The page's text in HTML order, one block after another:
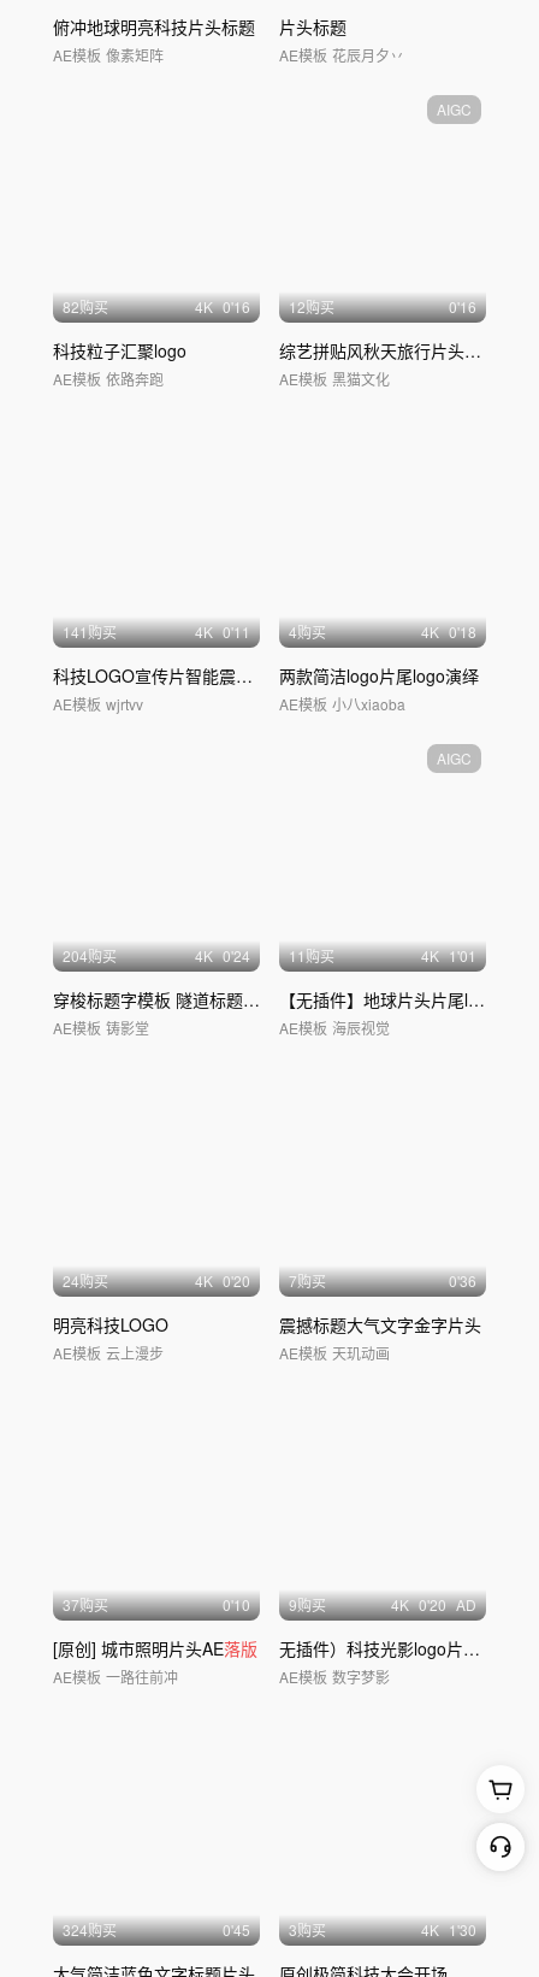
俯冲地球明亮科技片头标题
AE模板 像素矩阵
片头标题
AE模板 花辰月夕丷
82购买 4K 0'16
科技粒子汇聚logo
AE模板 依路奔跑
AIGC
12购买 0'16
综艺拼贴风秋天旅行片头开场
AE模板 黑猫文化
141购买 4K 0'11
科技LOGO宣传片智能震撼片头片尾定 版
AE模板 wjrtvv
4购买 4K 0'18
两款简洁logo片尾logo演绎
AE模板 小八xiaoba
204购买 4K 0'24
穿梭标题字模板 隧道标题字 隧道科技文字
AE模板 铸影堂
AIGC
11购买 4K 1'01
【无插件】地球片头片尾logo
AE模板 海辰视觉
24购买 4K 0'20
明亮科技LOGO
AE模板 云上漫步
7购买 0'36
震撼标题大气文字金字片头
AE模板 天玑动画
37购买 0'10
[原创] 城市照明片头AE落版
AE模板 一路往前冲
9购买 4K 0'20 AD
无插件）科技光影logo片头片尾
AE模板 数字梦影
324购买 0'45 3购买 4K 1'30